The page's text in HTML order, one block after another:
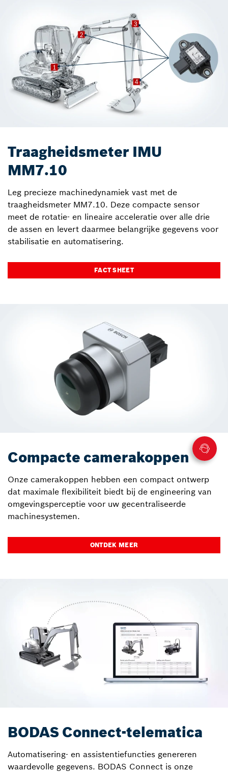
Traagheidsmeter IMU
MM7.10
Leg precieze machinedynamiek vast met de
traagheidsmeter MM7.10. Deze compacte sensor
meet de rotatie- en lineaire acceleratie over alle drie
de assen en levert daarmee belangrijke gegevens voor
stabilisatie en automatisering.
FACT SHEET
Compacte camerakoppen
Onze camerakoppen hebben een compact ontwerp
dat maximale flexibiliteit biedt bij de engineering van
omgevingsperceptie voor uw gecentraliseerde
machinesystemen.
ONTDEK MEER
BODAS Connect-telematica
Automatisering- en assistentiefuncties genereren
waardevolle gegevens. BODAS Connect is onze